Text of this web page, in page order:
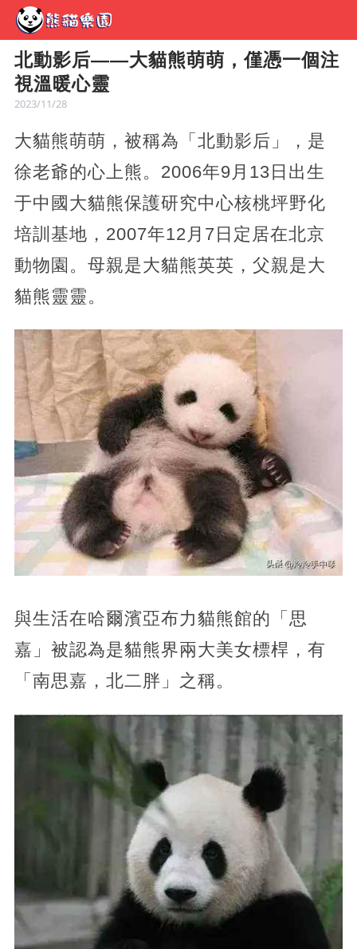
北動影后——大貓熊萌萌，僅憑一個注
視溫暖心靈
2023/11/28
大貓熊萌萌，被稱為「北動影后」，是
徐老爺的心上熊。2006年9月13日出生
于中國大貓熊保護研究中心核桃坪野化
培訓基地，2007年12月7日定居在北京
動物園。母親是大貓熊英英，父親是大
貓熊靈靈。
與生活在哈爾濱亞布力貓熊館的「思
嘉」被認為是貓熊界兩大美女標桿，有
「南思嘉，北二胖」之稱。